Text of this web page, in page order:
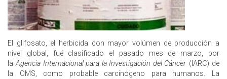
El glifosato, el herbicida con mayor volúmen de producción a
nivel global, fué clasificado el pasado mes de marzo, por
laAgencia Internacional para la Investigación del Cáncer (IARC) de
la OMS, como probable carcinógeno para humanos. La